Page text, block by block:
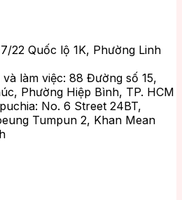
22 Quốc lộ 1K, Phường Linh
làm việc: 88 Đường số 15,
Phường Hiệp Bình, TP. HCM
No. 6 Street 24BT,
Tumpun 2, Khan Mean